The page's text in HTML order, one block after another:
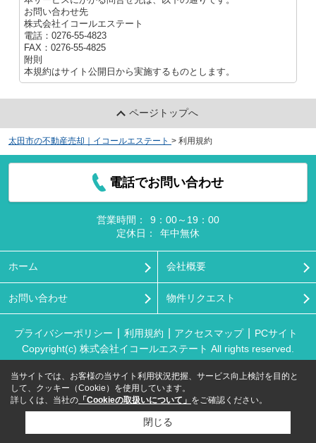
お問い合わせ先
株式会社イコールエステート
電話：0276-55-4823
FAX：0276-55-4825
附則
本規約はサイト公開日から実施するものとします。
ページトップへ
太田市の不動産売却｜イコールエステート > 利用規約
電話でお問い合わせ
営業時間：
9：00～19：00
定休日：
年中無休
ホーム 会社概要
お問い合わせ 物件リクエスト
プライバシーポリシー 利用規約 アクセスマップ
PCサイト
Copyright(c) 株式会社イコールエステート All rights reserved.
当サイトでは、お客様の当サイト利用状況把握、サービス向上検討を目的と
して、クッキー（Cookie）を使用しています。
詳しくは、当社の 「Cookieの取扱いについて」 をご確認ください。
閉じる